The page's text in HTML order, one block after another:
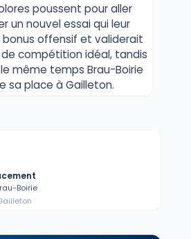
poussent pour aller
un nouvel essai qui leur
offensif et validerait
compétition idéal, tandis
même temps Brau-Boirie
sa place à Gailleton.
Boirie